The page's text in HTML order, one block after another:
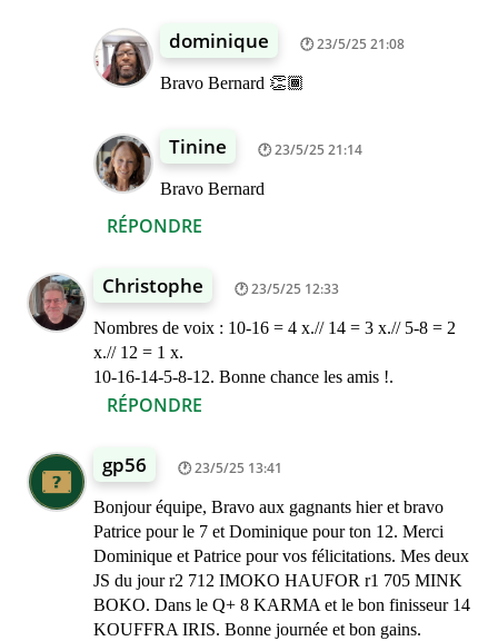
RÉPONDRE
dominique 23/5/25 21:08
Bravo Bernard 👏🏾
Tinine 23/5/25 21:14
Bravo Bernard
Christophe 23/5/25 12:33
Nombres de voix : 10-16 = 4 x.// 14 = 3 x.// 5-8 = 2
x.// 12 = 1 x.
10-16-14-5-8-12. Bonne chance les amis !.
RÉPONDRE
gp56 23/5/25 13:41
Bonjour équipe, Bravo aux gagnants hier et bravo
Patrice pour le 7 et Dominique pour ton 12. Merci
Dominique et Patrice pour vos félicitations. Mes deux
JS du jour r2 712 IMOKO HAUFOR r1 705 MINK
BOKO. Dans le Q+ 8 KARMA et le bon finisseur 14
KOUFFRA IRIS. Bonne journée et bon gains.